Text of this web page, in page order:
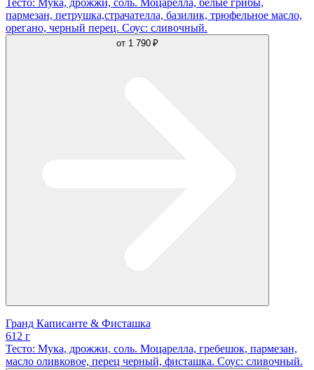
пармезан, петрушка,страчателла, базилик, трюфельное масло,
орегано, черный перец. Соус: сливочный.
от 1 790 ₽
Гранд Каписанте & Фисташка
612 г
Тесто: Мука, дрожжи, соль. Моцарелла, гребешок, пармезан,
масло оливковое, перец черный, фисташка. Соус: сливочный.